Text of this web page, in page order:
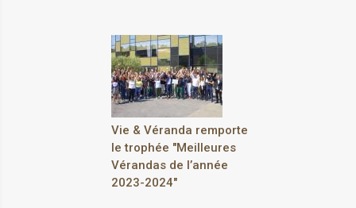
Vie & Véranda remporte
le trophée "Meilleures
Vérandas de l’année
2023-2024"